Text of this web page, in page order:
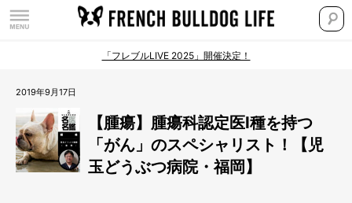
「フレブルLIVE 2025」開催決定！
2019年9月17日
【腫瘍】腫瘍科認定医I種を持つ
「がん」のスペシャリスト！【児
玉どうぶつ病院・福岡】